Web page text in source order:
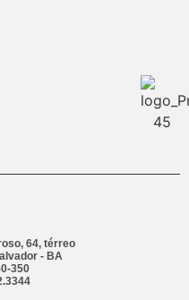
64, térreo
- BA
350